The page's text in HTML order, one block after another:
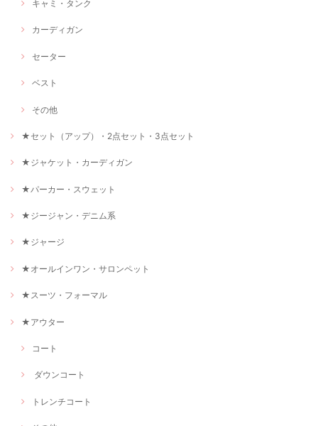
キャミ・タンク
カーディガン
セーター
ベスト
その他
★セット（アップ）・2点セット・3点セット
★ジャケット・カーディガン
★パーカー・スウェット
★ジージャン・デニム系
★ジャージ
★オールインワン・サロンペット
★スーツ・フォーマル
★アウター
コート
ダウンコート
トレンチコート